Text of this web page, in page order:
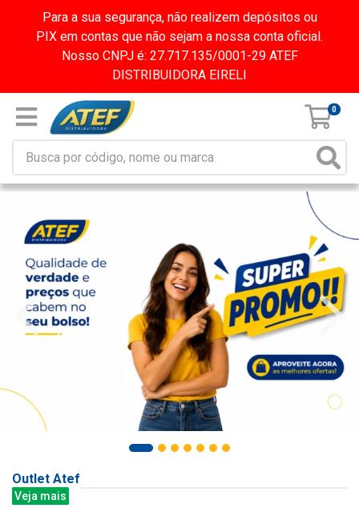
Para a sua segurança, não realizem depósitos ou
PIX em contas que não sejam a nossa conta oficial.
Nosso CNPJ é: 27.717.135/0001-29 ATEF
DISTRIBUIDORA EIRELI
0
Outlet Atef
Veja mais